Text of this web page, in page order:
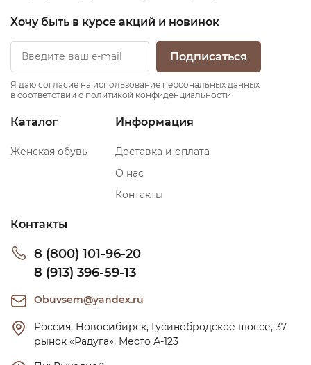
Хочу быть в курсе акций и новинок
Подписаться
Я даю согласие на использование персональных данных
в соответствии с политикой конфиденциальности
Каталог
Женская обувь
Информация
Доставка и оплата
О нас
Контакты
Контакты
8 (800) 101-96-20
8 (913) 396-59-13
Obuvsem@yandex.ru
Россия, Новосибирск, Гусинобродское шоссе, 37
рынок «Радуга». Место А-123